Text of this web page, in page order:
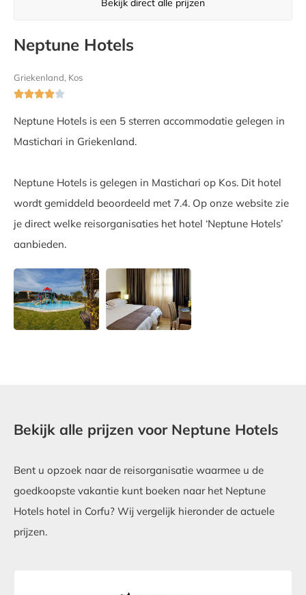
Bekijk direct alle prijzen
Neptune Hotels
Griekenland, Kos

Neptune Hotels is een 5 sterren accommodatie gelegen in
Mastichari in Griekenland.
Neptune Hotels is gelegen in Mastichari op Kos. Dit hotel
wordt gemiddeld beoordeeld met 7.4. Op onze website zie
je direct welke reisorganisaties het hotel ‘Neptune Hotels’
aanbieden.
Bekijk alle prijzen voor Neptune Hotels
Bent u opzoek naar de reisorganisatie waarmee u de
goedkoopste vakantie kunt boeken naar het Neptune
Hotels hotel in Corfu? Wij vergelijk hieronder de actuele
prijzen.